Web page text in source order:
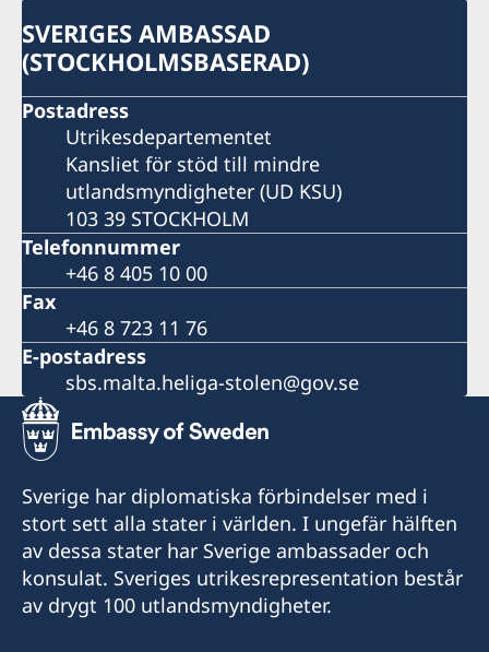
SVERIGES AMBASSAD
(STOCKHOLMSBASERAD)
Postadress
Utrikesdepartementet
Kansliet för stöd till mindre
utlandsmyndigheter (UD KSU)
103 39 STOCKHOLM
Telefonnummer
+46 8 405 10 00
Fax
+46 8 723 11 76
E-postadress
sbs.malta.heliga-stolen@gov.se
Sverige har diplomatiska förbindelser med i
stort sett alla stater i världen. I ungefär hälften
av dessa stater har Sverige ambassader och
konsulat. Sveriges utrikesrepresentation består
av drygt 100 utlandsmyndigheter.